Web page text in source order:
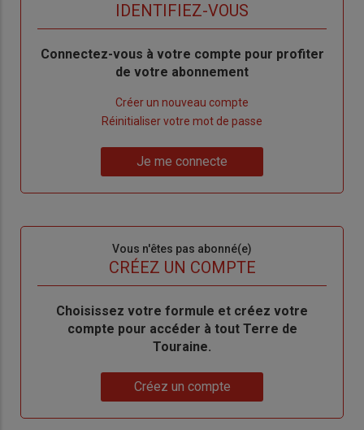
IDENTIFIEZ-VOUS
Body
Connectez-vous à votre compte pour profiter
de votre abonnement
Créer un nouveau compte
de
Réinitialiser votre mot de passe
me
Je me connecte
Vous n'êtes pas abonné(e)
CRÉEZ UN COMPTE
BodyChoisissez votre formule et créez votre
compte pour accéder à tout Terre de
Touraine.
Créez un compte